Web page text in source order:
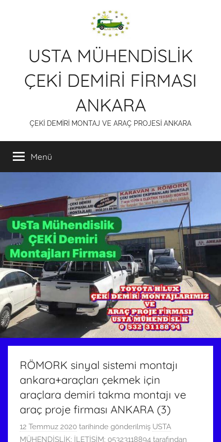
USTA MÜHENDİSLİK
ÇEKİ DEMİRİ FİRMASI
ANKARA
ÇEKİ DEMİRİ MONTAJ VE ARAÇ PROJESİ ANKARA
Menü
RÖMORK sinyal sistemi montajı
ankara+araçları çekmek için
araçlara demiri takma montajı ve
araç proje firması ANKARA (3)
12 Temmuz 2020 tarihinde gönderilmiş USTA
MÜHENDİSLİK: İLETİŞİM: 05323118894 tarafından